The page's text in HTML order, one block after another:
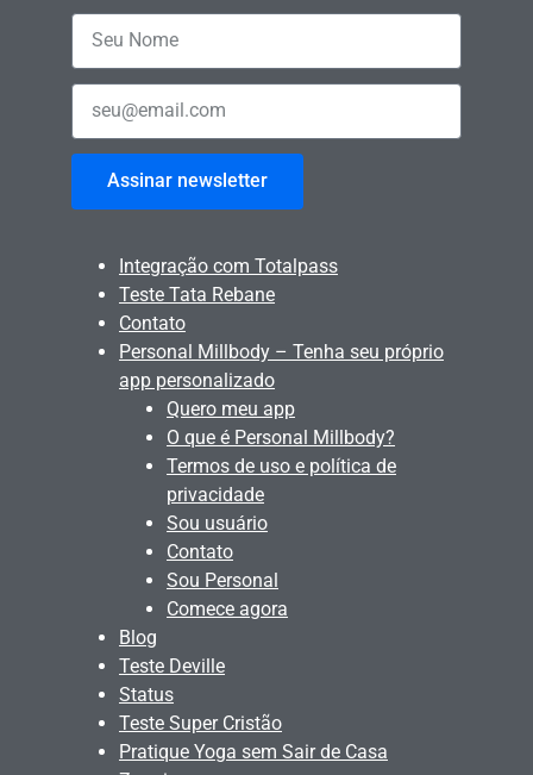
Assinar newsletter
Integração com Totalpass
Teste Tata Rebane
Contato
Personal Millbody – Tenha seu próprio
app personalizado
Quero meu app
O que é Personal Millbody?
Termos de uso e política de
privacidade
Sou usuário
Contato
Sou Personal
Comece agora
Blog
Teste Deville
Status
Teste Super Cristão
Pratique Yoga sem Sair de Casa